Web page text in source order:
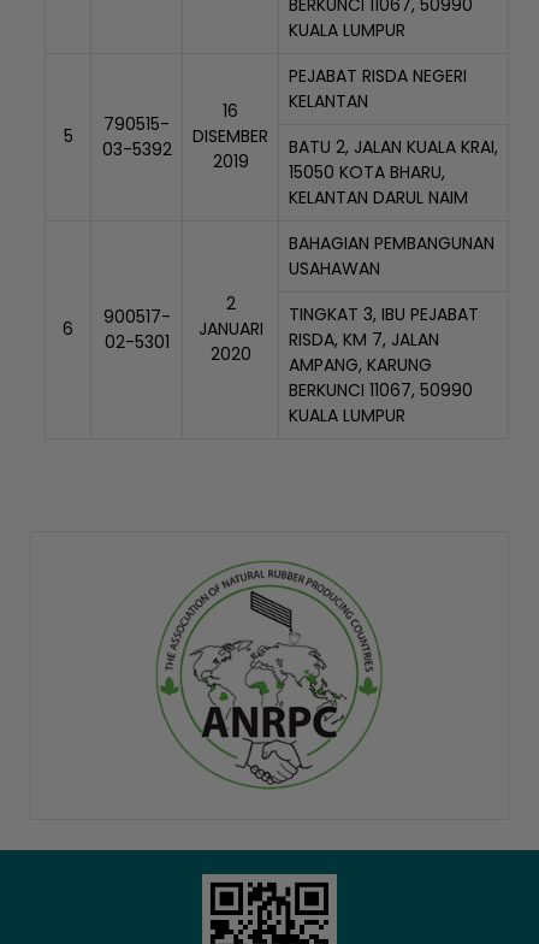
KUALA LUMPUR
5
790515-
03-5392
16
DISEMBER
2019
PEJABAT RISDA NEGERI
KELANTAN
BATU 2, JALAN KUALA KRAI,
15050 KOTA BHARU,
KELANTAN DARUL NAIM
6
900517-
02-5301
2
JANUARI
2020
BAHAGIAN PEMBANGUNAN
USAHAWAN
TINGKAT 3, IBU PEJABAT
RISDA, KM 7, JALAN
AMPANG, KARUNG
BERKUNCI 11067, 50990
KUALA LUMPUR